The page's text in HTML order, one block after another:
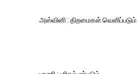
அஸ்வினி : திறமைகள் வெளிப்படும்.